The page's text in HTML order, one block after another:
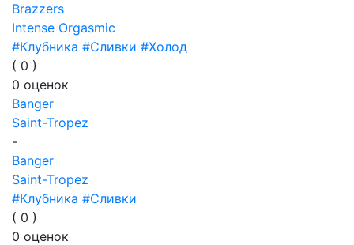
Brazzers
Intense Orgasmic
#Клубника #Сливки #Холод
( 0 )
0 оценок
Banger
Saint-Tropez
-
Banger
Saint-Tropez
#Клубника #Сливки
( 0 )
0 оценок